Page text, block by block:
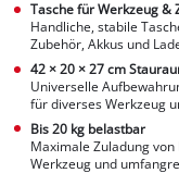
Tasche für Werkzeug &
Handliche, stabile
Zubehör, Akkus und
42 × 20 × 27 cm
Universelle
für diverses Werkzeug
Bis 20 kg belastbar
Maximale Zuladung
Werkzeug und